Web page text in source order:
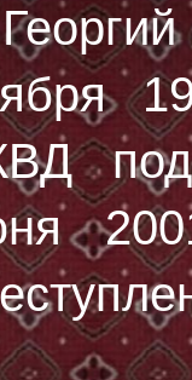
под